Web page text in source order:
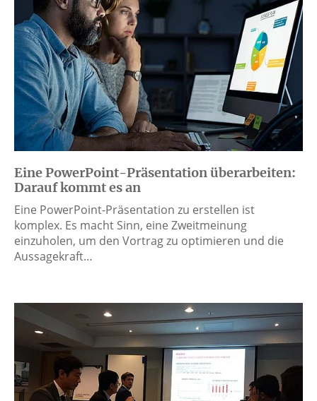
Eine PowerPoint-Präsentation überarbeiten:
Darauf kommt es an
Eine PowerPoint-Präsentation zu erstellen ist
komplex. Es macht Sinn, eine Zweitmeinung
einzuholen, um den Vortrag zu optimieren und die
Aussagekraft…